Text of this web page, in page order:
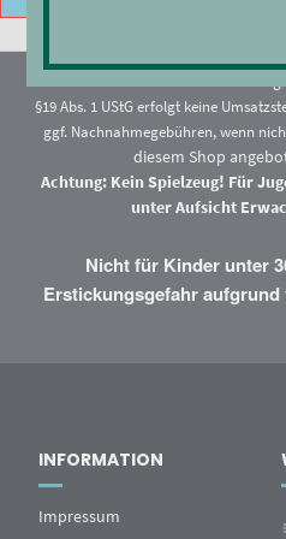
§19 Abs. 1 UStG erfolgt keine
ggf. Nachnahmegebühren, wenn
diesem Shop
Achtung: Kein Spielzeug! Für
unter Aufsicht
Nicht für Kinder unter
Erstickungsgefahr
INFORMATION
Impressum